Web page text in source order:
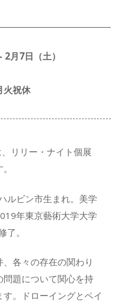
月7日（土）
祝休
リリー・ナイト個展
ルビン市生まれ。美学
年東京藝術大学大学
。
各々の存在の関わり
題について関心を持
。ドローイングとペイ